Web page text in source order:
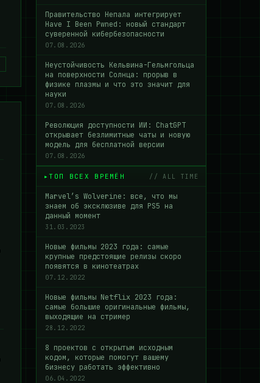
Правительство Непала интегрирует
Have I Been Pwned: новый стандарт
суверенной кибербезопасности
07.08.2026
Неустойчивость Кельвина-Гельмгольца
на поверхности Солнца: прорыв в
физике плазмы и что это значит для
науки
07.08.2026
Революция доступности ИИ: ChatGPT
открывает безлимитные чаты и новую
модель для бесплатной версии
07.08.2026
ТОП ВСЕХ ВРЕМЁН // ALL TIME
Marvel’s Wolverine: все, что мы
знаем об эксклюзиве для PS5 на
данный момент
31.03.2023
Новые фильмы 2023 года: самые
крупные предстоящие релизы скоро
появятся в кинотеатрах
07.12.2022
Новые фильмы Netflix 2023 года:
самые большие оригинальные фильмы,
выходящие на стример
28.12.2022
8 проектов с открытым исходным
кодом, которые помогут вашему
бизнесу работать эффективно
06.04.2022